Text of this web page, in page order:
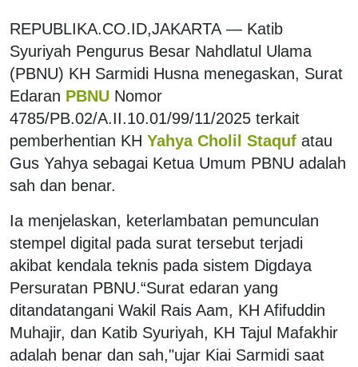
REPUBLIKA.CO.ID,JAKARTA — Katib
Syuriyah Pengurus Besar Nahdlatul Ulama
(PBNU) KH Sarmidi Husna menegaskan, Surat
Edaran PBNU Nomor
4785/PB.02/A.II.10.01/99/11/2025 terkait
pemberhentian KH Yahya Cholil Staquf atau
Gus Yahya sebagai Ketua Umum PBNU adalah
sah dan benar.
Ia menjelaskan, keterlambatan pemunculan
stempel digital pada surat tersebut terjadi
akibat kendala teknis pada sistem Digdaya
Persuratan PBNU.“Surat edaran yang
ditandatangani Wakil Rais Aam, KH Afifuddin
Muhajir, dan Katib Syuriyah, KH Tajul Mafakhir
adalah benar dan sah,"ujar Kiai Sarmidi saat